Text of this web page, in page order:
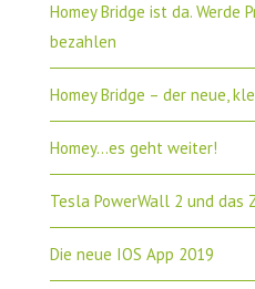
Homey Bridge ist da. Werde
bezahlen
Homey Bridge – der neue,
Homey…es geht weiter!
Tesla PowerWall 2 und das
Die neue IOS App 2019